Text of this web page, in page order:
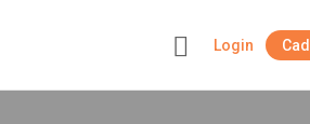
Login